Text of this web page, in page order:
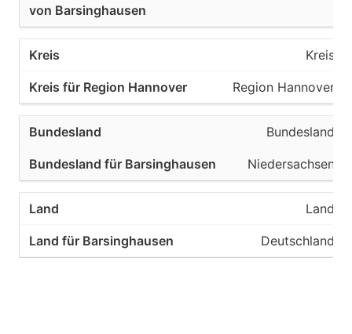
Kreis
Region Hannover
Bundesland
Niedersachsen
Land
Deutschland